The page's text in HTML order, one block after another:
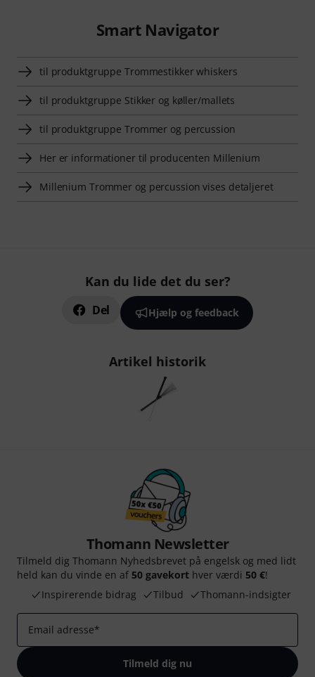
Smart Navigator
til produktgruppe Trommestikker whiskers
til produktgruppe Stikker og køller/mallets
til produktgruppe Trommer og percussion
Her er informationer til producenten Millenium
Millenium Trommer og percussion vises detaljeret
Kan du lide det du ser?
Del Hjælp og feedback
Artikel historik
Thomann Newsletter
Tilmeld dig Thomann Nyhedsbrevet på engelsk og med lidt
held kan du vinde en af 50 gavekort hver værdi 50 €!
Inspirerende bidrag
Tilbud Thomann-indsigter
Email adresse*
Tilmeld dig nu